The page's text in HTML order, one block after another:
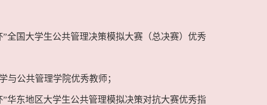
”全国大学生公共管理决策模拟大赛（总决赛）优秀
与公共管理学院优秀教师；
”华东地区大学生公共管理模拟决策对抗大赛优秀指